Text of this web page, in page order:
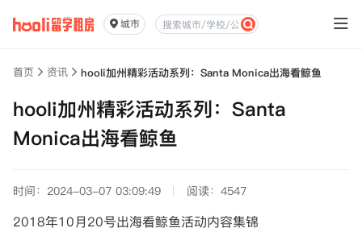
城市
首页 资讯 hooli加州精彩活动系列：Santa Monica出海看鲸鱼
hooli加州精彩活动系列：Santa
Monica出海看鲸鱼
时间：2024-03-07 03:09:49 阅读：4547
2018年10月20号出海看鲸鱼活动内容集锦